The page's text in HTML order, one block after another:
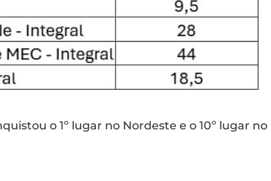
o 1º lugar no Nordeste e o 10º lugar